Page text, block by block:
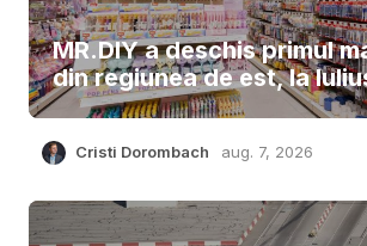
MR.DIY a deschis primul
din regiunea de est, la
Cristi Dorombach aug. 7, 2026